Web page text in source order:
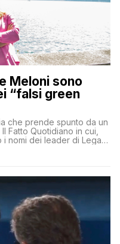
Meloni sono
“falsi green
che prende spunto da un
Fatto Quotidiano in cui,
nomi dei leader di Lega e